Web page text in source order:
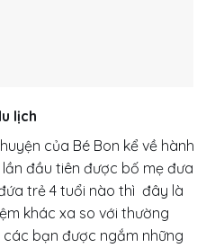
lịch
của Bé Bon kể về hành
đầu tiên được bố mẹ đưa
trẻ 4 tuổi nào thì đây là
khác xa so với thường
bạn được ngắm những